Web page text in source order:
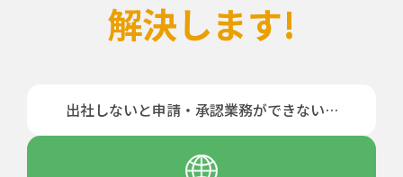
解決します!
出社しないと申請・承認業務ができない…